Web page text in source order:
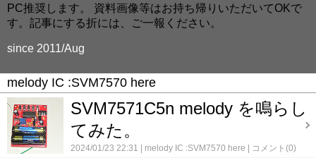
PC推奨します。 資料画像等はお持ち帰りいただいてOKで
す。記事にする折には、ご一報ください。
since 2011/Aug
melody IC :SVM7570 here
SVM7571C5n melody を鳴らし
てみた。
2024/01/23 22:31 melody IC :SVM7570 here コメント(0)